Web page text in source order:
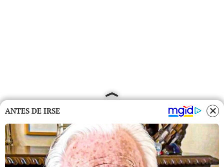
ANTES DE IRSE